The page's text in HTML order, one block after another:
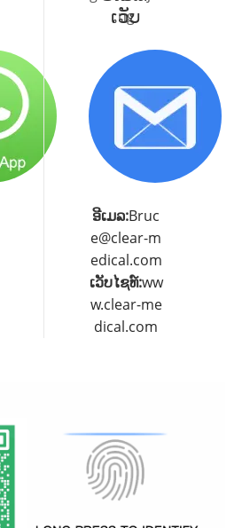
ng​
ເວັບ
ອີເມລ:Bruc
e@clear-m
edical.com
ເວັບໄຊທ໌:ww
w.clear-me
dical.com